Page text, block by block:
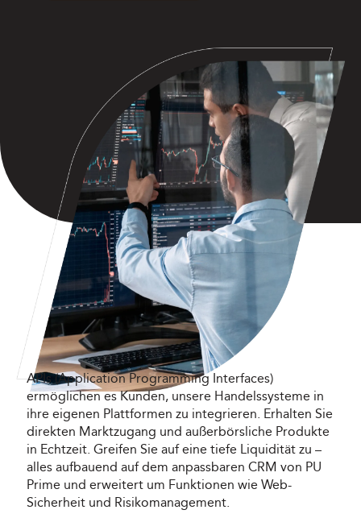
APIs (Application Programming Interfaces)
ermöglichen es Kunden, unsere Handelssysteme in
ihre eigenen Plattformen zu integrieren. Erhalten Sie
direkten Marktzugang und außerbörsliche Produkte
in Echtzeit. Greifen Sie auf eine tiefe Liquidität zu –
alles aufbauend auf dem anpassbaren CRM von PU
Prime und erweitert um Funktionen wie Web-
Sicherheit und Risikomanagement.